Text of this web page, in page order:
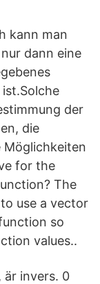
kann man
dann eine
der
die
Möglichkeiten
for the
The
use a vector
so
values..
är invers. 0